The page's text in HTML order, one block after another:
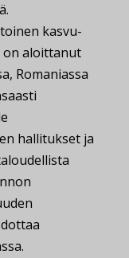
kasvu-
on aloittanut
Romaniassa
hallitukset ja